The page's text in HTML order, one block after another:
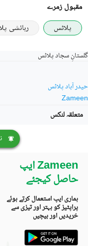
مقبول زمرے
پلاٹس
رہائشی
Zameen
حیدر آباد پلاٹس
گلستانِ سجاد پلاٹس
متعلقہ لنکس
Zameen ایپ
حاصل کیجئے
ہماری ایپ استعمال کرتے ہوئے
پراپٹیز کو بہتر اور تیزی سے
خریدیں اور بیچیں